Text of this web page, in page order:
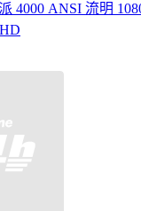
4000 ANSI 流明